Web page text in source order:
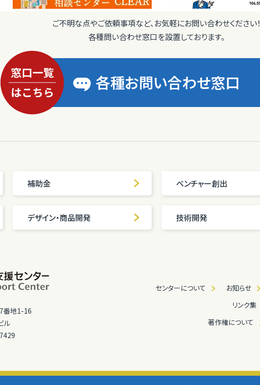
ご不明な点やご依頼事項など、お気軽にお問い合わせください！
各種問い合わせ窓口を設置しております。
各種お問い合わせ窓口
補助金 ベンチャー創出
デザイン・商品開発 技術開発
番地1-16
ル
センターについて お知らせ
リンク集
著作権について